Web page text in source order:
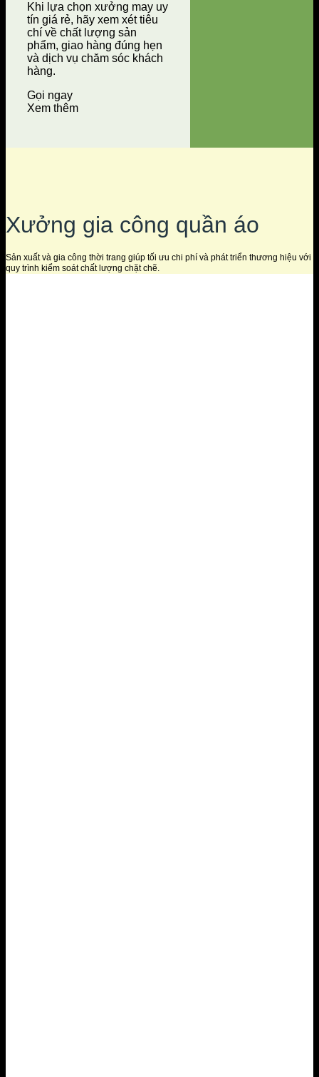
Khi lựa chọn xưởng may uy
tín giá rẻ, hãy xem xét tiêu
chí về chất lượng sản
phẩm, giao hàng đúng hẹn
và dịch vụ chăm sóc khách
hàng.
Gọi ngay
Xem thêm
Xưởng gia công quần áo
Sản xuất và gia công thời trang giúp tối ưu chi phí và phát triển thương hiệu với
quy trình kiểm soát chất lượng chặt chẽ.